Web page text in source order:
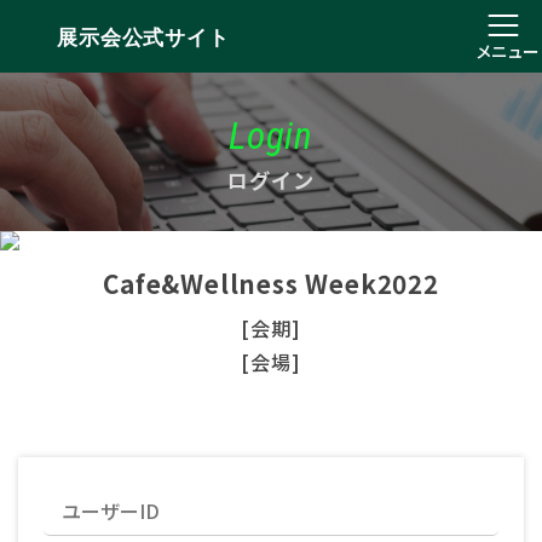
展示会公式サイト
メニュー
Login
ログイン
Cafe&Wellness Week2022
[会期]
[会場]